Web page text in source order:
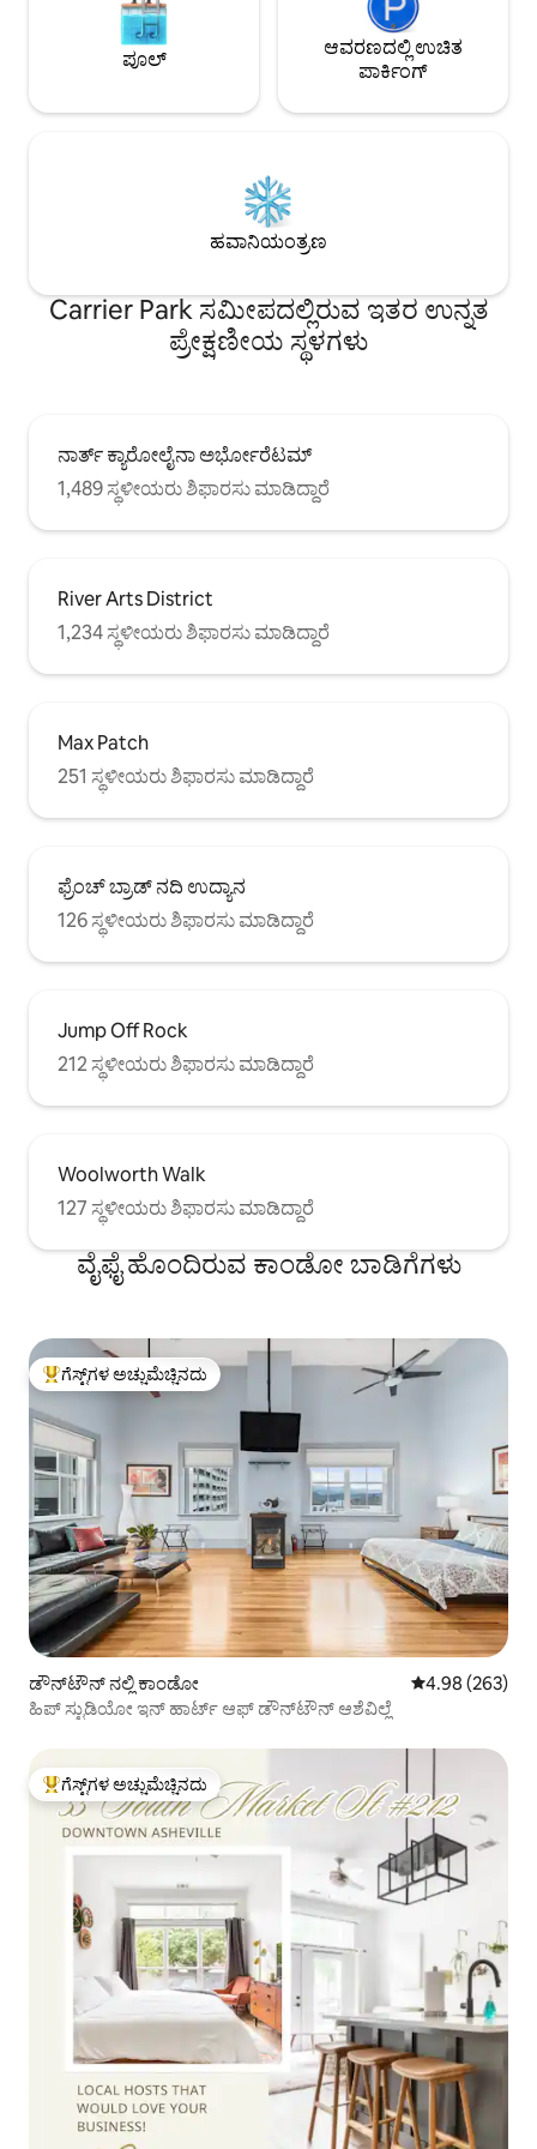
ಪೂಲ್
ಆವರಣದಲ್ಲಿ ಉಚಿತ
ಪಾರ್ಕಿಂಗ್
ಹವಾನಿಯಂತ್ರಣ
Carrier Park ಸಮೀಪದಲ್ಲಿರುವ ಇತರ ಉನ್ನತ
ಪ್ರೇಕ್ಷಣೀಯ ಸ್ಥಳಗಳು
ನಾರ್ತ್ ಕ್ಯಾರೋಲೈನಾ ಅರ್ಭೋರೆಟಮ್
1,489 ಸ್ಥಳೀಯರು ಶಿಫಾರಸು ಮಾಡಿದ್ದಾರೆ
River Arts District
1,234 ಸ್ಥಳೀಯರು ಶಿಫಾರಸು ಮಾಡಿದ್ದಾರೆ
Max Patch
251 ಸ್ಥಳೀಯರು ಶಿಫಾರಸು ಮಾಡಿದ್ದಾರೆ
ಫ್ರೆಂಚ್ ಬ್ರಾಡ್ ನದಿ ಉದ್ಯಾನ
126 ಸ್ಥಳೀಯರು ಶಿಫಾರಸು ಮಾಡಿದ್ದಾರೆ
Jump Off Rock
212 ಸ್ಥಳೀಯರು ಶಿಫಾರಸು ಮಾಡಿದ್ದಾರೆ
Woolworth Walk
127 ಸ್ಥಳೀಯರು ಶಿಫಾರಸು ಮಾಡಿದ್ದಾರೆ
ವೈಫೈ ಹೊಂದಿರುವ ಕಾಂಡೋ ಬಾಡಿಗೆಗಳು
ಗೆಸ್ಟ್‌ಗಳಿಗೆ ಅತಿ ಹೆಚ್ಚು ಅಚ್ಚುಮೆಚ್ಚಿನದು
ಗೆಸ್ಟ್‌ಗಳ ಅಚ್ಚುಮೆಚ್ಚಿನದು
ಡೌನ್‌ಟೌನ್ ನಲ್ಲಿ ಕಾಂಡೋ 5 ರಲ್ಲಿ 4.98
4.98 (263)
ಹಿಪ್ ಸ್ಟುಡಿಯೋ ಇನ್ ಹಾರ್ಟ್ ಆಫ್ ಡೌನ್‌ಟೌನ್ ಆಶೆವಿಲ್ಲೆ
ಗೆಸ್ಟ್‌ಗಳಿಗೆ ಅತಿ ಹೆಚ್ಚು ಅಚ್ಚುಮೆಚ್ಚಿನದು
ಗೆಸ್ಟ್‌ಗಳ ಅಚ್ಚುಮೆಚ್ಚಿನದು